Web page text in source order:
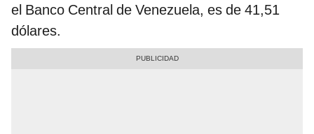
el Banco Central de Venezuela, es de 41,51
dólares.